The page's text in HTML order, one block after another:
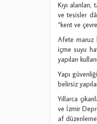
Kıyı
ve tesisler
“kent ve
Afete maruz
içme suyu
yapıları
Yapı
belirsiz
Yıllarca
ve İzmir
af